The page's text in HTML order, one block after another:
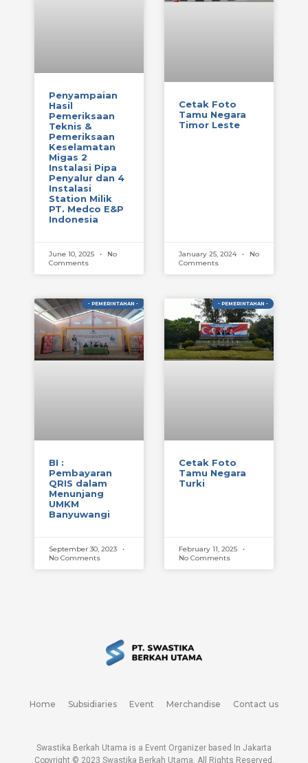
Penyampaian
Hasil
Pemeriksaan
Teknis &
Pemeriksaan
Keselamatan
Migas 2
Instalasi Pipa
Penyalur dan 4
Instalasi
Station Milik
PT. Medco E&P
Indonesia
June 10, 2025
No
Comments
Cetak Foto
Tamu Negara
Timor Leste
January 25, 2024
No
Comments
- PEMERINTAHAN -
BI :
Pembayaran
QRIS dalam
Menunjang
UMKM
Banyuwangi
September 30, 2023
No Comments
- PEMERINTAHAN -
Cetak Foto
Tamu Negara
Turki
February 11, 2025
No Comments
Home Subsidiaries Event Merchandise Contact us
Swastika Berkah Utama is a Event Organizer based In Jakarta
Copyright © 2023 Swastika Berkah Utama. All Rights Reserved.